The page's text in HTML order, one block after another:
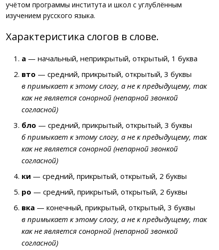
учётом программы института и школ с углублённым
изучением русского языка.
Характеристика слогов в слове.
а — начальный, неприкрытый, открытый, 1 буква
вто — средний, прикрытый, открытый, 3 буквы
в примыкает к этому слогу, а не к предыдущему, так
как не является сонорной (непарной звонкой
согласной)
бло — средний, прикрытый, открытый, 3 буквы
б примыкает к этому слогу, а не к предыдущему, так
как не является сонорной (непарной звонкой
согласной)
ки — средний, прикрытый, открытый, 2 буквы
ро — средний, прикрытый, открытый, 2 буквы
вка — конечный, прикрытый, открытый, 3 буквы
в примыкает к этому слогу, а не к предыдущему, так
как не является сонорной (непарной звонкой
согласной)